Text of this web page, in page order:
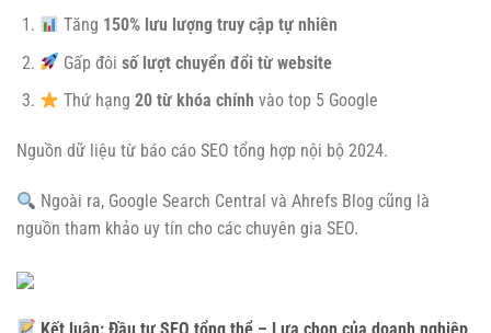
Tăng 150% lưu lượng truy cập tự nhiên
Gấp đôisố lượt chuyển đổi từ website
Thứ hạng20 từ khóa chính vào top 5 Google
Nguồn dữ liệu từ báo cáo SEO tổng hợp nội bộ 2024.
Ngoài ra, Google Search Central và Ahrefs Blog cũng là
nguồn tham khảo uy tín cho các chuyên gia SEO.
Kết luận: Đầu tư SEO tổng thể – Lựa chọn của doanh nghiệp